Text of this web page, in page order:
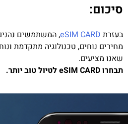
סיכום:
בעזרת eSIM CARD, המשתמשים
מחירים נוחים, טכנולוגיה מתקדמת
שאנו מציעים.
תבחרו eSIM CARD לטיול טוב יותר.